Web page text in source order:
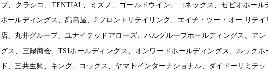
ブ、クラシコ、TENTIAL、ミズノ、ゴールドウイン、ヨネックス、ゼビオホール
ホールディングス、髙島屋、J.フロントリテイリング、エイチ・ツー・オー リテ
店、丸井グループ、ユナイテッドアローズ、パルグループホールディングス、ア
グス、三陽商会、TSIホールディングス、オンワードホールディングス、ルック
ド、三共生興、キング、コックス、ヤマトインターナショナル、ダイドーリミテ